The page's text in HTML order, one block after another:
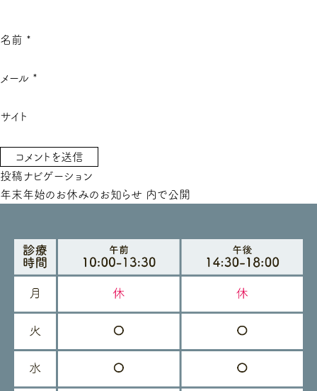
名前 *
メール *
サイト
投稿ナビゲーション
年末年始のお休みのお知らせ 内で公開